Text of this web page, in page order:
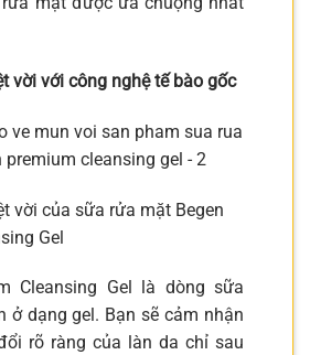
vời với công nghệ tế bào gốc
vời của sữa rửa mặt Begen
Gel
Cleansing Gel là dòng sữa
ở dạng gel. Bạn sẽ cảm nhận
rõ ràng của làn da chỉ sau